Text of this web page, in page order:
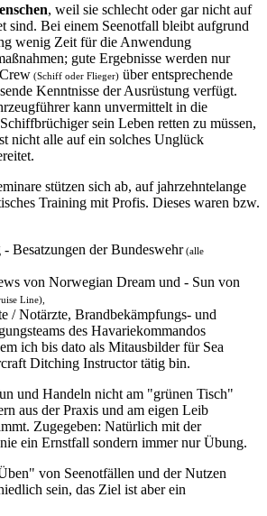
, weil sie schlecht oder gar nicht auf
sind. Bei einem Seenotfall bleibt aufgrund
wenig Zeit für die Anwendung
gute Ergebnisse werden nur
(Schiff oder Flieger) über entsprechende
Kenntnisse der Ausrüstung verfügt.
kann unvermittelt in die
sein Leben retten zu müssen,
nicht alle auf ein solches Unglück
stützen sich ab, auf jahrzehntelange
Training mit Profis. Dieses waren bzw.
Besatzungen der Bundeswehr (alle
von Norwegian Dream und - Sun von
Line),
/ Notärzte, Brandbekämpfungs- und
des Havariekommandos
ich bis dato als Mitausbilder für Sea
Ditching Instructor tätig bin.
und Handeln nicht am "grünen Tisch"
aus der Praxis und am eigen Leib
Zugegeben: Natürlich mit der
ein Ernstfall sondern immer nur Übung.
von Seenotfällen und der Nutzen
sein, das Ziel ist aber ein